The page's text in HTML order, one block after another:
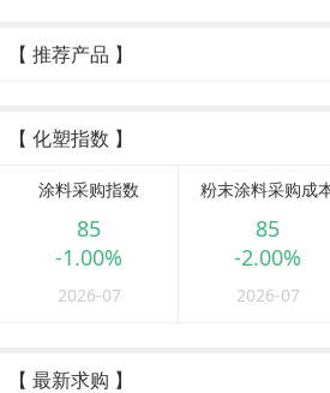
【 推荐产品 】
【 化塑指数 】
涂料采购指数
85
-1.00%
2026-07
粉末涂料采购成
85
-2.00%
2026-07
【 最新求购 】